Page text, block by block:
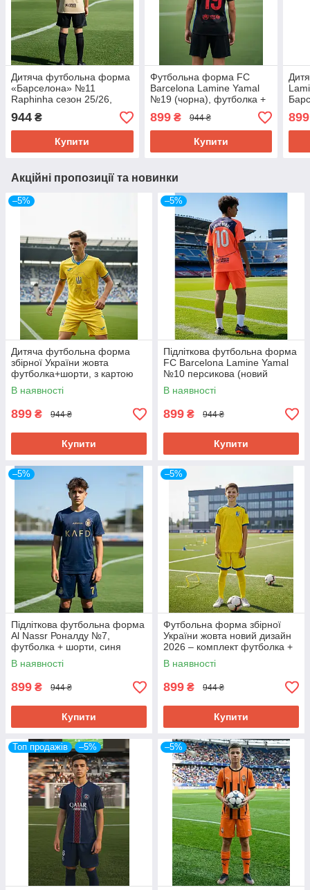
Дитяча футбольна форма
«Барселона» №11
Raphinha сезон 25/26,
бежева
944 ₴
Купити
Футбольна форма FC
Barcelona Lamine Yamal
№19 (чорна), футболка +
шорти
899₴ 944 ₴
Купити
899
Акційні пропозиції та новинки
–5%
Дитяча футбольна форма
збірної України жовта
футболка+шорти, з картою
України
В наявності
899 ₴ 944 ₴
Купити
–5%
Підліткова футбольна форма
FC Barcelona Lamine Yamal
№10 персикова (новий
сезон) – комплект
В наявності
899 ₴ 944 ₴
Купити
–5%
Підліткова футбольна форма
Al Nassr Роналду №7,
футболка + шорти, синя
В наявності
899 ₴ 944 ₴
Купити
–5%
Футбольна форма збірної
України жовта новий дизайн
2026 – комплект футболка +
шорти
В наявності
899 ₴ 944 ₴
Купити
Топ продажів –5% –5%